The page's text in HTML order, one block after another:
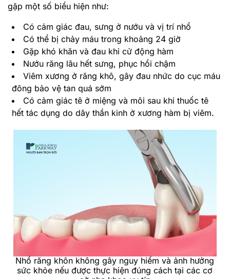
gặp một số biểu hiện như:
Có cảm giác đau, sưng ở nướu và vị trí nhổ
Có thể bị chảy máu trong khoảng 24 giờ
Gặp khó khăn và đau khi cử động hàm
Nướu răng lâu hết sưng, phục hồi chậm
Viêm xương ở răng khô, gây đau nhức do cục máu
đông bảo vệ tan quá sớm
Có cảm giác tê ở miệng và môi sau khi thuốc tê
hết tác dụng do dây thần kinh ở xương hàm bị viêm.
Nhổ răng khôn không gây nguy hiểm và ảnh hưởng
sức khỏe nếu được thực hiện đúng cách tại các cơ